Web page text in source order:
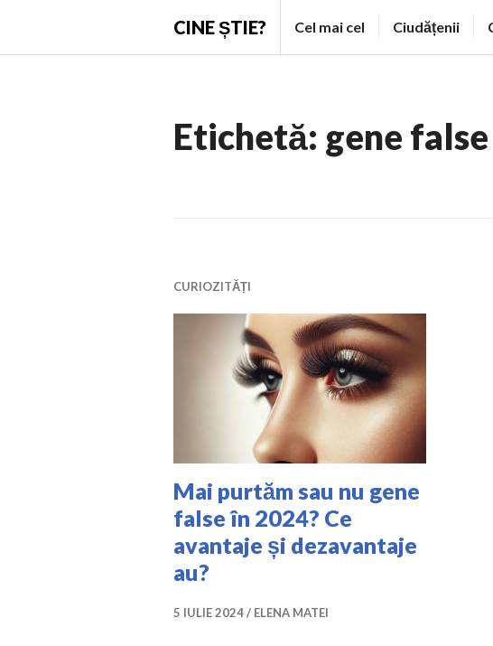
CINE ȘTIE? Cel mai cel Ciudățenii
Etichetă: gene false
CURIOZITĂȚI
Mai purtăm sau nu gene
false în 2024? Ce
avantaje și dezavantaje
au?
5 IULIE 2024 ELENA MATEI